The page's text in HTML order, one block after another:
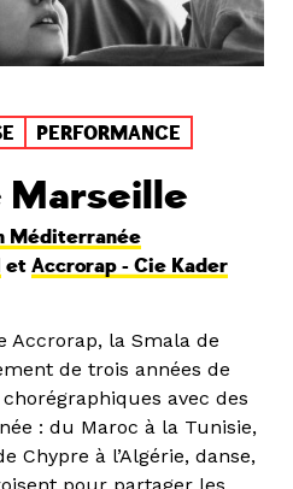
PERFORMANCE
Marseille
Méditerranée
et Accrorap - Cie Kader
Accrorap, la Smala de
de trois années de
avec des
: du Maroc à la Tunisie,
Chypre à l’Algérie, danse,